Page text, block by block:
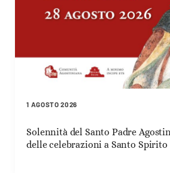
1 AGOSTO 2026
Solennità del Santo Padre
delle celebrazioni a Santo Spirito